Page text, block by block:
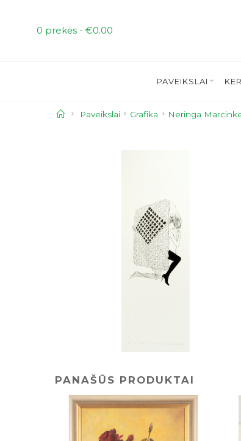
0 prekės - €0.00
PAVEIKSLAI
HomePaveikslai Grafika Neringa
PANAŠŪS PRODUKTAI